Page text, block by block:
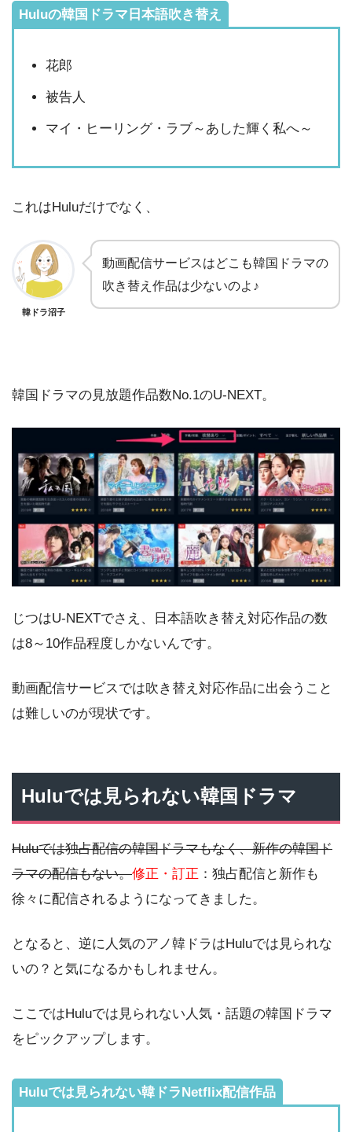
Huluの韓国ドラマ日本語吹き替え
花郎
被告人
マイ・ヒーリング・ラブ～あした輝く私へ～
これはHuluだけでなく、
韓ドラ沼子
動画配信サービスはどこも韓国ドラマの
吹き替え作品は少ないのよ♪
韓国ドラマの見放題作品数No.1のU-NEXT。
じつはU-NEXTでさえ、日本語吹き替え対応作品の数
は8～10作品程度しかないんです。
動画配信サービスでは吹き替え対応作品に出会うこと
は難しいのが現状です。
Huluでは見られない韓国ドラマ
Huluでは独占配信の韓国ドラマもなく、新作の韓国ド
ラマの配信もない。修正・訂正 ：独占配信と新作も
徐々に配信されるようになってきました。
となると、逆に人気のアノ韓ドラはHuluでは見られな
いの？と気になるかもしれません。
ここではHuluでは見られない人気・話題の韓国ドラマ
をピックアップします。
Huluでは見られない韓ドラNetflix配信作品